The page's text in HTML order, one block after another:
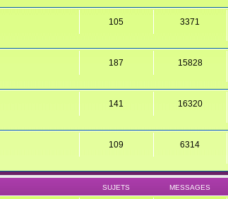
105 3371
187 15828
141 16320
109 6314
SUJETS MESSAGES